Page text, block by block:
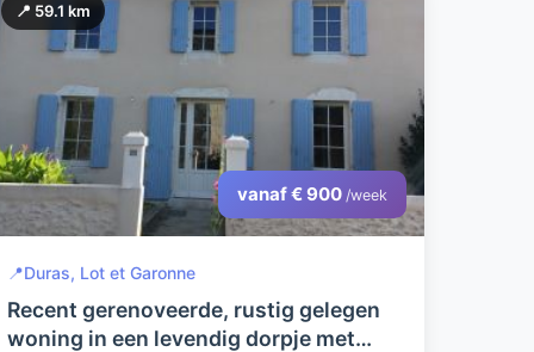
📍 59.1 km
vanaf € 900 /week
📍Duras, Lot et Garonne
Recent gerenoveerde, rustig gelegen
woning in een levendig dorpje met